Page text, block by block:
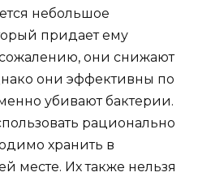
небольшое
придает ему
сожалению, они снижают
они эффективны по
убивают бактерии.
рационально
хранить в
месте. Их также нельзя